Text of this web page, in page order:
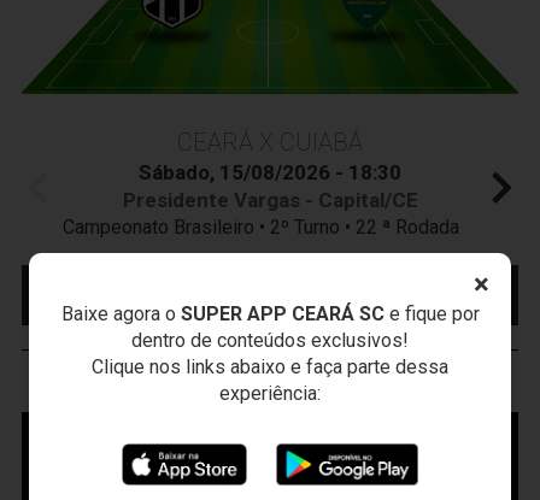
×
Baixe agora o SUPER APP CEARÁ SCe fique por
dentro de conteúdos exclusivos!
Clique nos links abaixo e faça parte dessa
experiência:
CEARÁ X CUIABÁ
Sábado, 15/08/2026 - 18:30
Presidente Vargas - Capital/CE
Campeonato Brasileiro • 2º Turno • 22 ª Rodada
INGRESSO
VOZÃOTV